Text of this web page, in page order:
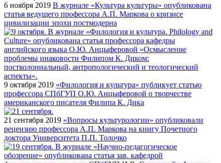
6 ноября 2019 В журнале «Культура культуры» опубликована
статья ведущего профессора А.П. Маркова о кризисе
цивилизации эпохи постмодерна
9 октября 2019 «Филология и культура» публикует статью
профессора СПбГУП О.Ю. Анцыферовой о творчестве
американского писателя Филипа К. Дика
21 сентября 2019 «Вопросы культурологии» опубликовали
рецензию профессора А.П. Маркова на книгу Почетного
доктора Университета П.П. Толочко